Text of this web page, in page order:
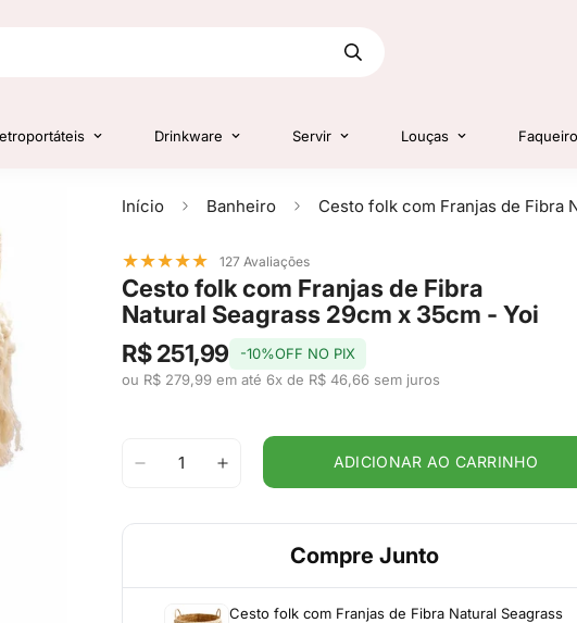
Drinkware Servir Louças
Início Banheiro
★★★★★ 127 Avaliações
Cesto folk com Franjas de Fibra
Natural Seagrass 29cm x 35cm - Yoi
R$ 251,99
-10%OFF NO PIX
ou R$ 279,99 em até 6x de R$ 46,66 sem juros
ADICIONAR AO CARRINHO
Compre Junto
Cesto folk com Franjas de Fibra Natural Seagrass